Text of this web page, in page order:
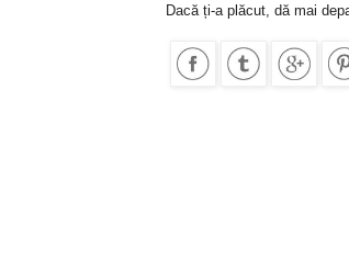
Dacă ți-a plăcut, dă mai